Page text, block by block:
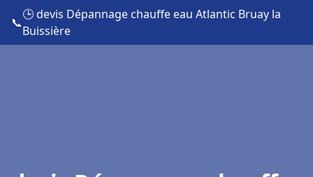
📞
🕒 devis Dépannage chauffe eau Atlantic Bruay la
Buissière